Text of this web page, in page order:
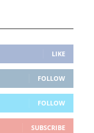
LIKE
FOLLOW
FOLLOW
SUBSCRIBE